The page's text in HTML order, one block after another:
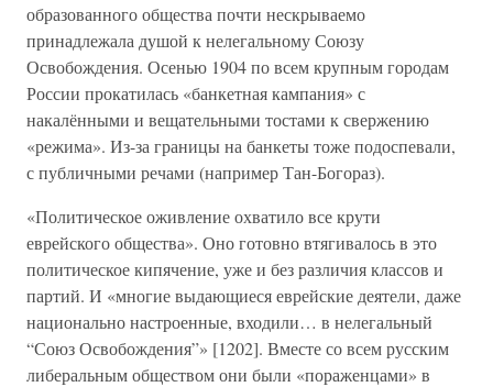
образованного общества почти нескрываемо
принадлежала душой к нелегальному Союзу
Освобождения. Осенью 1904 по всем крупным городам
России прокатилась «банкетная кампания» с
накалёнными и вещательными тостами к свержению
«режима». Из-за границы на банкеты тоже подоспевали,
с публичными речами (например Тан-Богораз).
«Политическое оживление охватило все крути
еврейского общества». Оно готовно втягивалось в это
политическое кипячение, уже и без различия классов и
партий. И «многие выдающиеся еврейские деятели, даже
национально настроенные, входили… в нелегальный
“Союз Освобождения”» [1202]. Вместе со всем русским
либеральным обществом они были «пораженцами» в